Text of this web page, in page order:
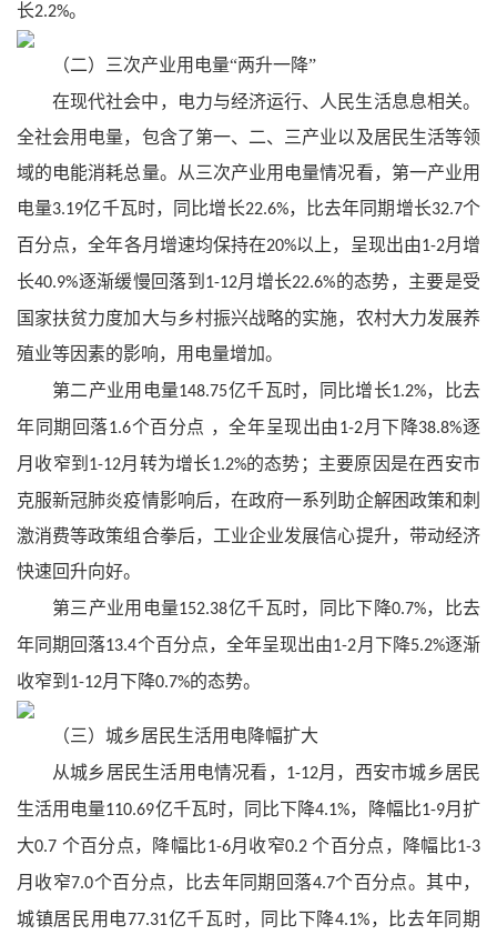
长2.2%。
（二）三次产业用电量“两升一降”
在现代社会中，电力与经济运行、人民生活息息相关。
全社会用电量，包含了第一、二、三产业以及居民生活等领
域的电能消耗总量。从三次产业用电量情况看，第一产业用
电量3.19亿千瓦时，同比增长22.6%，比去年同期增长32.7个
百分点，全年各月增速均保持在20%以上，呈现出由1-2月增
长40.9%逐渐缓慢回落到 1-12月增长22.6%的态势，主要是受
国家扶贫力度加大与乡村振兴战略的实施，农村大力发展养
殖业等因素的影响，用电量增加。
第二产业用电量148.75亿千瓦时，同比增长1.2%，比去
年同期回落1.6个百分点 ，全年呈现出由1-2月下降38.8%逐
月收窄到 1-12月转为增长1.2%的态势；主要原因是在西安市
克服新冠肺炎疫情影响后，在政府一系列助企解困政策和刺
激消费等政策组合拳后，工业企业发展信心提升，带动经济
快速回升向好。
第三产业用电量152.38亿千瓦时，同比下降0.7%，比去
年同期回落13.4个百分点，全年呈现出由1-2月下降5.2%逐渐
收窄到 1-12月下降0.7%的态势。
（三）城乡居民生活用电降幅扩大
从城乡居民生活用电情况看， 1-12月，西安市城乡居民
生活用电量110.69亿千瓦时，同比下降4.1%，降幅比1-9月扩
大0.7 个百分点，降幅比1-6月收窄0.2个百分点，降幅比1-3
月收窄7.0个百分点，比去年同期回落4.7个百分点。其中，
城镇居民用电77.31亿千瓦时，同比下降4.1%，比去年同期